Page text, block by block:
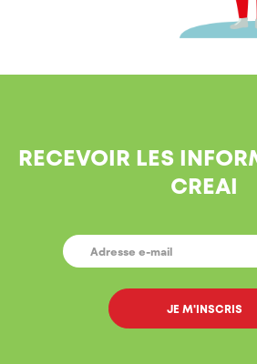
RECEVOIR LES
CREAI
E-
MAIL *